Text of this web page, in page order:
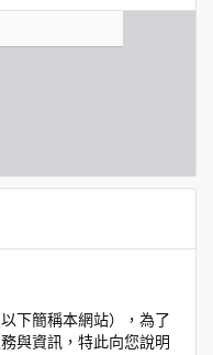
下簡稱本網站），為了
與資訊，特此向您說明